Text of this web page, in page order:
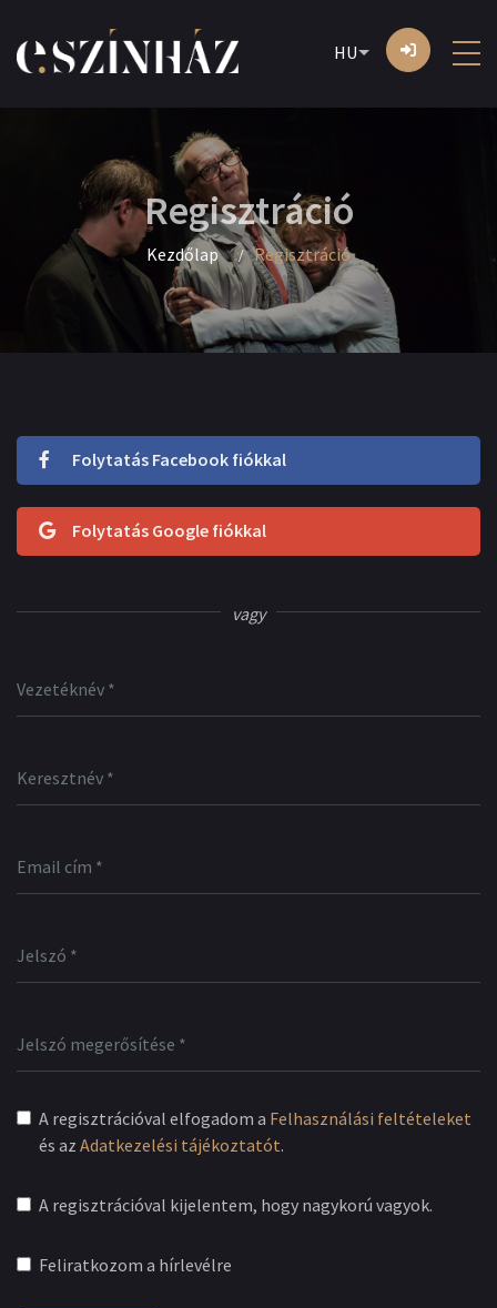
HU
Regisztráció
Kezdőlap Regisztráció
Folytatás Facebook fiókkal
Folytatás Google fiókkal
vagy
A regisztrációval elfogadom a Felhasználási feltételeket
és az Adatkezelési tájékoztatót.
A regisztrációval kijelentem, hogy nagykorú vagyok.
Feliratkozom a hírlevélre